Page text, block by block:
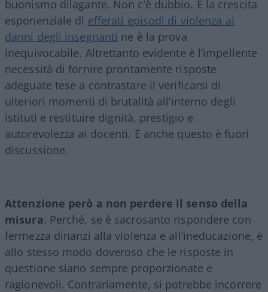
buonismo dilagante. Non c’è dubbio. E la crescita
esponenziale di efferati episodi di violenza ai
danni degli insegnanti ne è la prova
inequivocabile. Altrettanto evidente è l’impellente
necessità di fornire prontamente risposte
adeguate tese a contrastare il verificarsi di
ulteriori momenti di brutalità all’interno degli
istituti e restituire dignità, prestigio e
autorevolezza ai docenti. E anche questo è fuori
discussione.
Attenzione però a non perdere il senso della
misura. Perché, se è sacrosanto rispondere con
fermezza dinanzi alla violenza e all’ineducazione, è
allo stesso modo doveroso che le risposte in
questione siano sempre proporzionate e
ragionevoli. Contrariamente, si potrebbe incorrere